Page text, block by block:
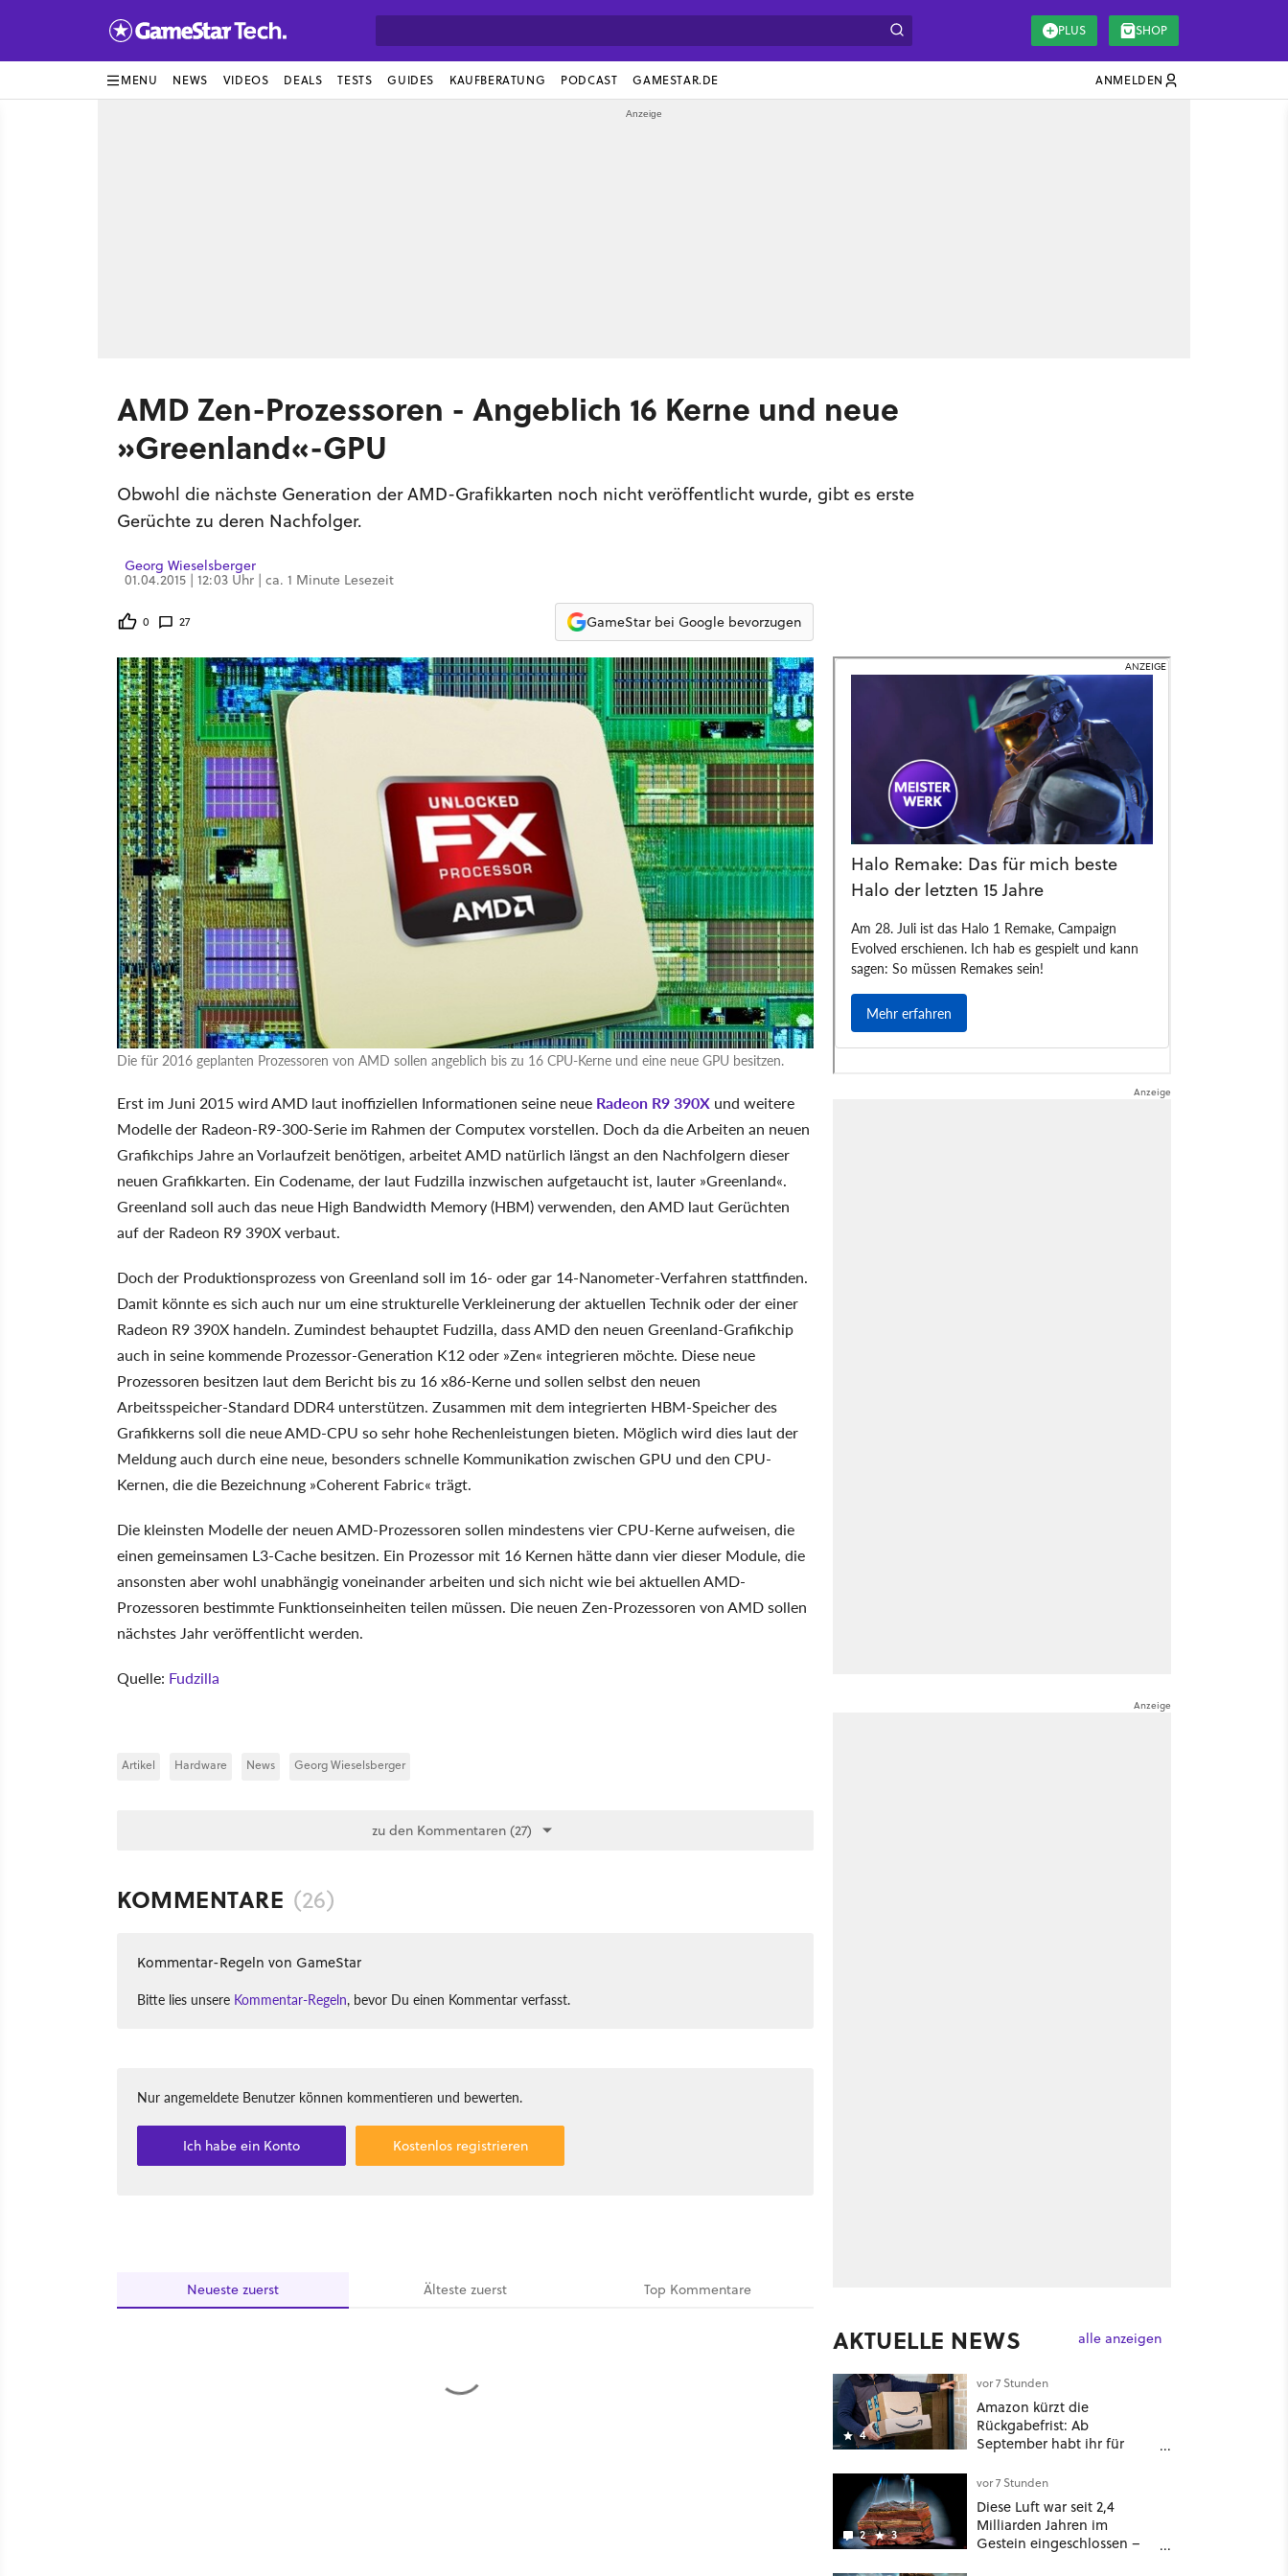
PLUS SHOP
MENU NEWS VIDEOS DEALS TESTS GUIDES KAUFBERATUNG PODCAST GAMESTAR.DE ANMELDEN
AMD Zen-Prozessoren - Angeblich 16 Kerne und neue
»Greenland«-GPU
Obwohl die nächste Generation der AMD-Grafikkarten noch nicht veröffentlicht wurde, gibt es erste
Gerüchte zu deren Nachfolger.
Georg Wieselsberger
01.04.2015 | 12:03 Uhr | ca. 1 Minute Lesezeit
0 27 GameStar bei Google bevorzugen
Die für 2016 geplanten Prozessoren von AMD sollen angeblich bis zu 16 CPU-Kerne und eine neue GPU besitzen.
Erst im Juni 2015 wird AMD laut inoffiziellen Informationen seine neue Radeon R9 390X und weitere
Modelle der Radeon-R9-300-Serie im Rahmen der Computex vorstellen. Doch da die Arbeiten an neuen
Grafikchips Jahre an Vorlaufzeit benötigen, arbeitet AMD natürlich längst an den Nachfolgern dieser
neuen Grafikkarten. Ein Codename, der laut Fudzilla inzwischen aufgetaucht ist, lauter »Greenland«.
Greenland soll auch das neue High Bandwidth Memory (HBM) verwenden, den AMD laut Gerüchten
auf der Radeon R9 390X verbaut.
Doch der Produktionsprozess von Greenland soll im 16- oder gar 14-Nanometer-Verfahren stattfinden.
Damit könnte es sich auch nur um eine strukturelle Verkleinerung der aktuellen Technik oder der einer
Radeon R9 390X handeln. Zumindest behauptet Fudzilla, dass AMD den neuen Greenland-Grafikchip
auch in seine kommende Prozessor-Generation K12 oder »Zen« integrieren möchte. Diese neue
Prozessoren besitzen laut dem Bericht bis zu 16 x86-Kerne und sollen selbst den neuen
Arbeitsspeicher-Standard DDR4 unterstützen. Zusammen mit dem integrierten HBM-Speicher des
Grafikkerns soll die neue AMD-CPU so sehr hohe Rechenleistungen bieten. Möglich wird dies laut der
Meldung auch durch eine neue, besonders schnelle Kommunikation zwischen GPU und den CPU-
Kernen, die die Bezeichnung »Coherent Fabric« trägt.
Die kleinsten Modelle der neuen AMD-Prozessoren sollen mindestens vier CPU-Kerne aufweisen, die
einen gemeinsamen L3-Cache besitzen. Ein Prozessor mit 16 Kernen hätte dann vier dieser Module, die
ansonsten aber wohl unabhängig voneinander arbeiten und sich nicht wie bei aktuellen AMD-
Prozessoren bestimmte Funktionseinheiten teilen müssen. Die neuen Zen-Prozessoren von AMD sollen
nächstes Jahr veröffentlicht werden.
Quelle: Fudzilla
Artikel Hardware News Georg Wieselsberger
zu den Kommentaren (27)
KOMMENTARE (26)
Kommentar-Regeln von GameStar
Bitte lies unsere Kommentar-Regeln, bevor Du einen Kommentar verfasst.
Nur angemeldete Benutzer können kommentieren und bewerten.
Ich habe ein Konto Kostenlos registrieren
Neueste zuerst Ältestezuerst Top Kommentare
AKTUELLE NEWS alle anzeigen
4
vor 7 Stunden
Amazon kürzt die
Rückgabefrist: Ab
September habt ihr für
Tage
2 3
vor 7 Stunden
Diese Luft war seit 2,4
Milliarden Jahren im
Gestein eingeschlossen –